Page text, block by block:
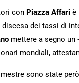
con Piazza Affari è
dei tassi di
mettere a segno un
mondiali,
sono state